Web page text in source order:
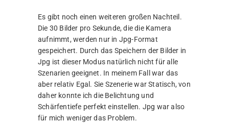
Es gibt noch einen weiteren großen Nachteil.
Die 30 Bilder pro Sekunde, die die Kamera
aufnimmt, werden nur in Jpg-Format
gespeichert. Durch das Speichern der Bilder in
Jpg ist dieser Modus natürlich nicht für alle
Szenarien geeignet. In meinem Fall war das
aber relativ Egal. Sie Szenerie war Statisch, von
daher konnte ich die Belichtung und
Schärfentiefe perfekt einstellen. Jpg war also
für mich weniger das Problem.